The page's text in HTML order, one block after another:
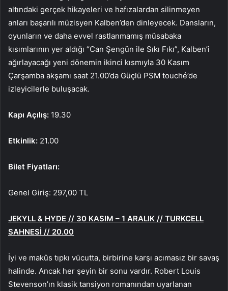
altındaki gerçek hikayeleri ve hafızalardan silinmeyen
anları başarılı müzisyen Kalben’den dinleyecek. Dansların,
oyunların ve daha evvel rastlanmamış müsabaka
kısımlarının yer aldığı “Can Şengün ile Sıkı Fıkı”, Kalben’i
ağırlayacağı yeni dönemin ikinci kısmıyla 30 Kasım
Çarşamba akşamı saat 21.00’da Güçlü PSM touché’de
izleyicilerle buluşacak.
Kapı Açılış: 19.30
Etkinlik: 21.00
Bilet Fiyatları:
Genel Giriş: 297,00 TL
JEKYLL & HYDE // 30 KASIM – 1 ARALIK // TURKCELL
SAHNESİ // 20.00
İyi ve makûs tıpkı vücutta, birbirine karşı acımasız bir savaş
halinde. Ancak her şeyin bir sonu vardır. Robert Louis
Stevenson’ın klasik tansiyon romanından uyarlanan